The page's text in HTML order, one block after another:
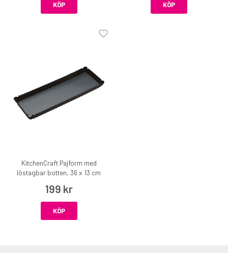
KÖP KÖP
KitchenCraft Pajform med
löstagbar botten, 36 x 13 cm
199 kr
KÖP